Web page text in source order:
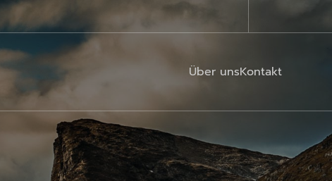
Über unsKontakt